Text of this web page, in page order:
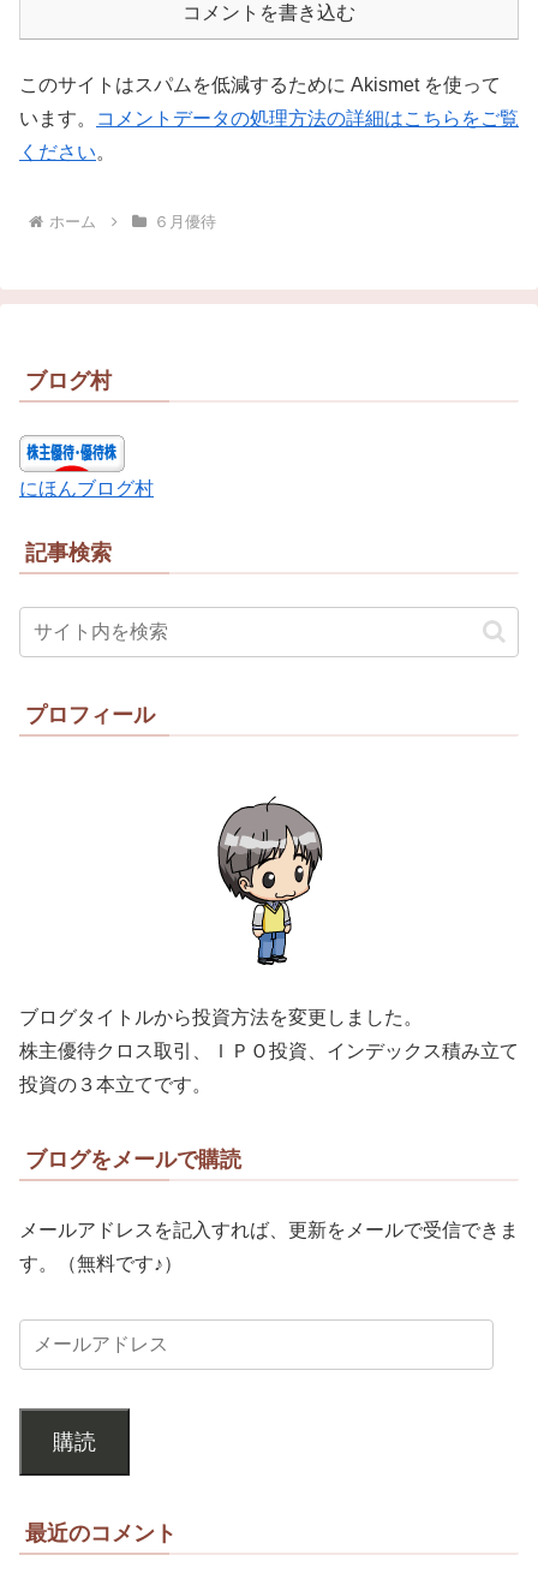
コメントを書き込む
このサイトはスパムを低減するために Akismet を使って
います。
コメントデータの処理方法の詳細はこちらをご覧
ください。
ホーム ６月優待
ブログ村
にほんブログ村
記事検索
プロフィール
ブログタイトルから投資方法を変更しました。
株主優待クロス取引、ＩＰＯ投資、インデックス積み立て
投資の３本立てです。
ブログをメールで購読
メールアドレスを記入すれば、更新をメールで受信できま
す。（無料です♪）
購読
最近のコメント